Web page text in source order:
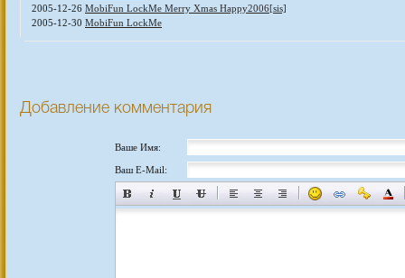
2005-12-26 MobiFun LockMe Merry Xmas Happy2006[sis]
2005-12-30 MobiFun LockMe
Добавление комментария
Ваше Имя:
Ваш E-Mail: